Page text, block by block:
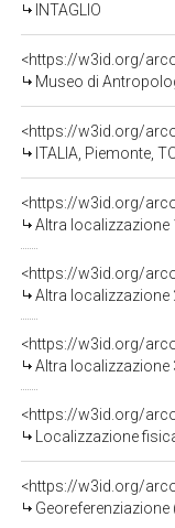
INTAGLIO
<https://w3id.org/
Museo di
<https://w3id.org/
ITALIA, Piemonte,
<https://w3id.org/
Altra localizzazione
<https://w3id.org/
Altra localizzazione
<https://w3id.org/
Altra localizzazione
<https://w3id.org/
Localizzazione
<https://w3id.org/